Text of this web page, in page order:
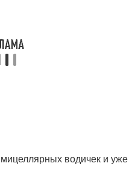
водичек и уже